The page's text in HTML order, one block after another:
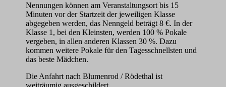
Nennungen können am Veranstaltungsort bis 15
Minuten vor der Startzeit der jeweiligen Klasse
abgegeben werden, das Nenngeld beträgt 8 €. In der
Klasse 1, bei den Kleinsten, werden 100 % Pokale
vergeben, in allen anderen Klassen 30 %. Dazu
kommen weitere Pokale für den Tagesschnellsten und
das beste Mädchen.
Die Anfahrt nach Blumenrod / Rödethal ist
weiträumig ausgeschildert.